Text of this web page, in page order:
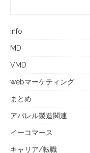
info
MD
VMD
webマーケティング
まとめ
アパレル製造関連
イーコマース
キャリア/転職